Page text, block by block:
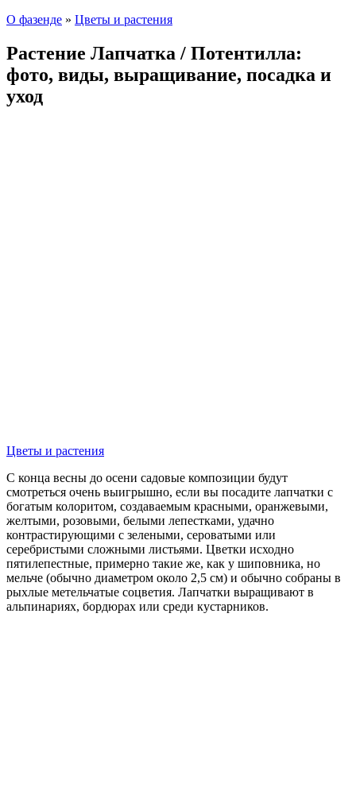
О фазенде » Цветы и растения
Растение Лапчатка / Потентилла:
фото, виды, выращивание, посадка и
уход
Цветы и растения
С конца весны до осени садовые ком­позиции будут
смотреться очень выиг­рышно, если вы посадите лапчатки с
богатым колоритом, создаваемым красными, оранжевыми,
желтыми, ро­зовыми, белыми лепестками, удачно
контрастирующими с зелеными, серо­ватыми или
серебристыми сложными листьями. Цветки исходно
пятилепест­ные, примерно такие же, как у шипов­ника, но
мельче (обычно диаметром около 2,5 см) и обычно собраны в
рых­лые метельчатые соцветия. Лапчатки выращивают в
альпинариях, бордю­рах или среди кустарников.